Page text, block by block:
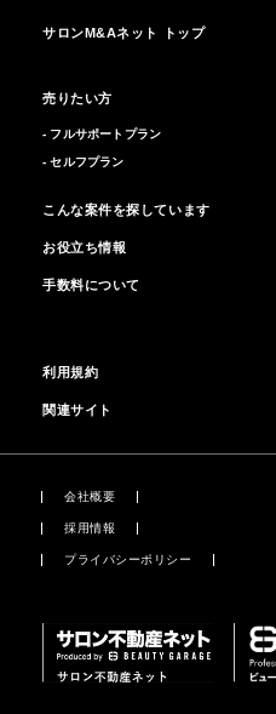
サロンM&Aネット トップ
売りたい方
- フルサポートプラン
- セルフプラン
こんな案件を探しています
お役立ち情報
手数料について
利用規約
関連サイト
会社概要
採用情報
プライバシーポリシー